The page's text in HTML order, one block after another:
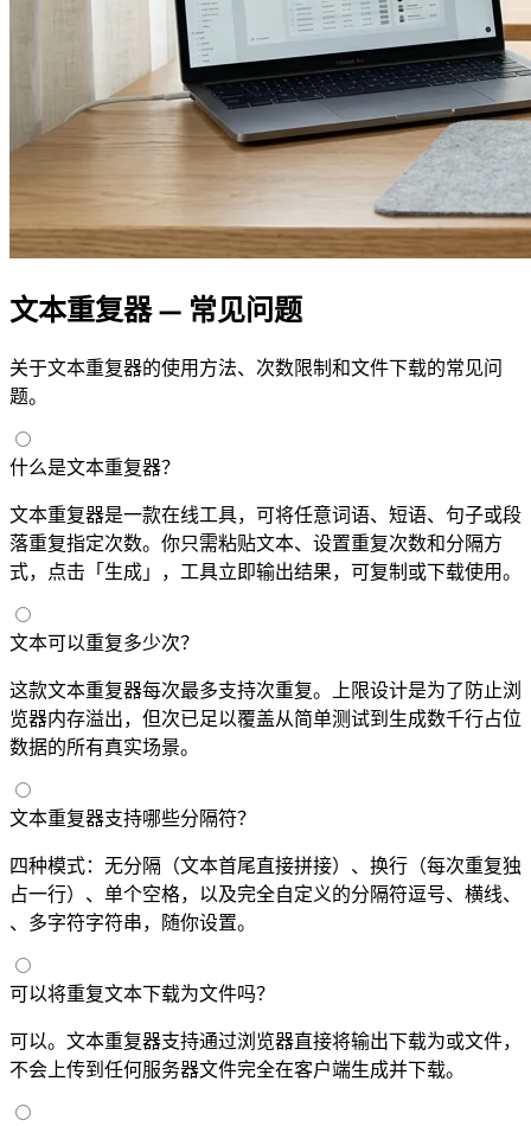
文本重复器 — 常见问题
关于文本重复器的使用方法、次数限制和文件下载的常见问
题。
什么是文本重复器？
文本重复器是一款在线工具，可将任意词语、短语、句子或段
落重复指定次数。你只需粘贴文本、设置重复次数和分隔方
式，点击「生成」，工具立即输出结果，可复制或下载使用。
文本可以重复多少次？
这款文本重复器每次最多支持10000次重复。上限设计是为了防止浏
览器内存溢出，但10000次已足以覆盖从简单测试到生成数千行占位
数据的所有真实场景。
文本重复器支持哪些分隔符？
四种模式：无分隔（文本首尾直接拼接）、换行（每次重复独
占一行）、单个空格，以及完全自定义的分隔符——逗号、横线、
Emoji、多字符字符串，随你设置。
可以将重复文本下载为文件吗？
可以。文本重复器支持通过浏览器 Blob API 直接将输出下载为 .txt 或 .doc 文件，
不会上传到任何服务器——文件完全在客户端生成并下载。